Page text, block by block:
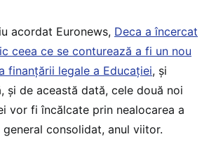
acordat Euronews, Deca a încercat
ceea ce se conturează a fi un nou
finanțării legale a Educației, și
și de această dată, cele două noi
vor fi încălcate prin nealocarea a
general consolidat, anul viitor.